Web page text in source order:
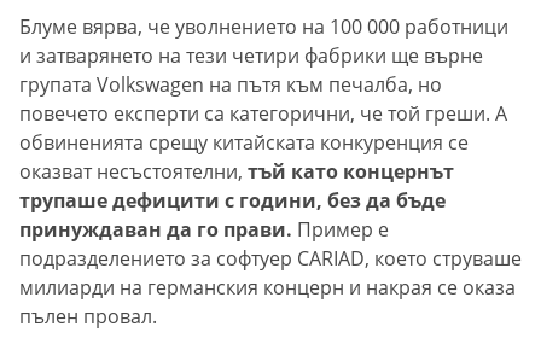
Блуме вярва, че уволнението на 100 000 работници
и затварянето на тези четири фабрики ще върне
групата Volkswagen на пътя към печалба, но
повечето експерти са категорични, че той греши. А
обвиненията срещу китайската конкуренция се
оказват несъстоятелни, тъй като концернът
трупаше дефицити с години, без да бъде
принуждаван да го прави. Пример е
подразделението за софтуер CARIAD, което струваше
милиарди на германския концерн и накрая се оказа
пълен провал.